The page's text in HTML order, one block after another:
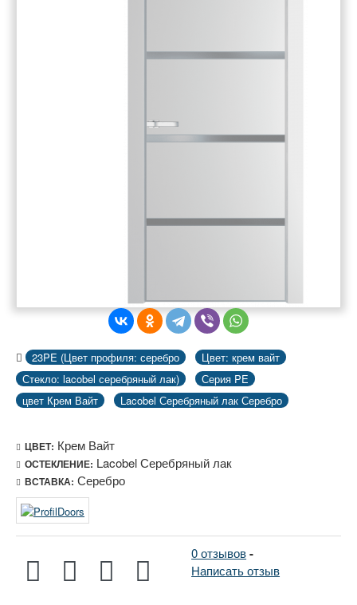
23PE (Цвет профиля: серебро
Цвет: крем вайт
Стекло: lacobel серебряный лак)
Серия PE
цвет Крем Вайт
Lacobel Серебряный лак Серебро
ЦВЕТ: Крем Вайт
ОСТЕКЛЕНИЕ: Lacobel Серебряный лак
ВСТАВКА: Серебро
0 отзывов-
Написать отзыв